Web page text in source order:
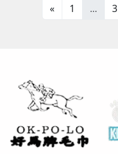
« 1 ... 3